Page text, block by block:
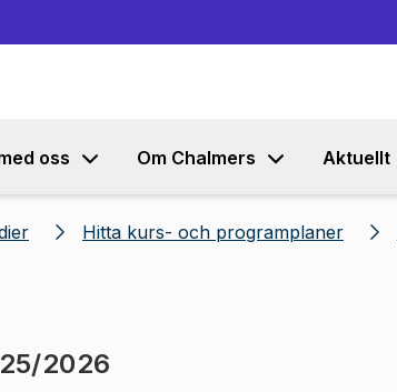
oss Om Chalmers Aktuellt
Hitta kurs- och programplaner
2026